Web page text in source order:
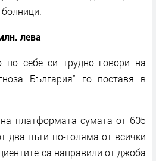
лева
по себе си трудно говори на
България“ го поставя в
платформата сумата от 605
два пъти по-голяма от всички
са направили от джоба